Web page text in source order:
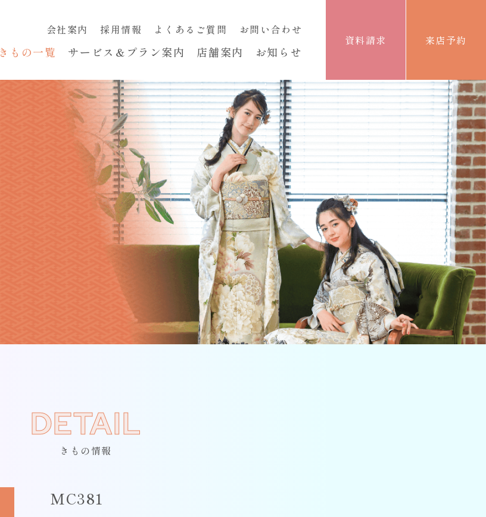
きもの一覧 サービス＆プラン案内 店舗案内 お知らせ
会社案内 採用情報 よくあるご質問 お問い合わせ
資料請求 来店予約
DETAIL
きもの情報
MC381